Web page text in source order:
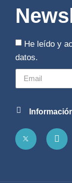
He leído y
datos.